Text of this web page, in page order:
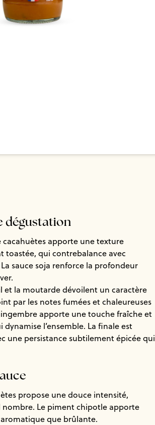
dégustation
cacahuètes apporte une texture
toastée, qui contrebalance avec
sauce soja renforce la profondeur
et la moutarde dévoilent un caractère
par les notes fumées et chaleureuses
apporte une touche fraîche et
l’ensemble. La finale est
une persistance subtilement épicée qui
propose une douce intensité,
nombre. Le piment chipotle apporte
que brûlante.